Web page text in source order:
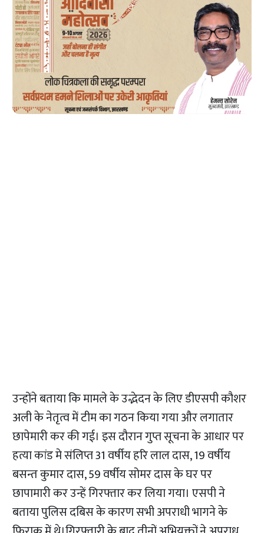
उन्होंने बताया कि मामले के उद्भेदन के लिए डीएसपी कौशर
अली के नेतृत्व में टीम का गठन किया गया और लगातार
छापेमारी कर की गई। इस दौरान गुप्त सूचना के आधार पर
हत्या कांड मे संलिप्त 31 वर्षीय हरि लाल दास, 19 वर्षीय
बसन्त कुमार दास, 59 वर्षीय सोमर दास के घर पर
छापामारी कर उन्हें गिरफ्तार कर लिया गया। एसपी ने
बताया पुलिस दबिस के कारण सभी अपराधी भागने के